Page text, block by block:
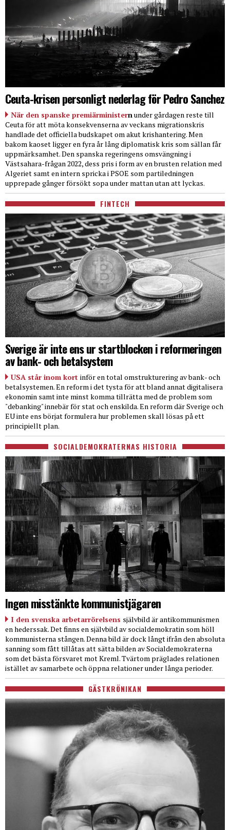
Ceuta-krisen personligt nederlag för Pedro Sanchez
När den spanske premiärministernunder gårdagen reste till
Ceuta för att möta konsekvenserna av veckans migrationskris
handlade det officiella budskapet om akut krishantering. Men
bakom kaoset ligger en fyra år lång diplomatisk kris som sällan får
uppmärksamhet. Den spanska regeringens omsvängning i
Västsahara-frågan 2022, dess pris i form av en brusten relation med
Algeriet samt en intern spricka i PSOE som partiledningen
upprepade gånger försökt sopa under mattan utan att lyckas.
FINTECH
Sverige är inte ens ur startblocken i reformeringen
av bank- och betalsystem
USA står inom kort inför en total omstrukturering av bank- och
betalsystemen. En reform i det tysta för att bland annat digitalisera
ekonomin samt inte minst komma tillrätta med de problem som
"debanking" innebär för stat och enskilda. En reform där Sverige och
EU inte ens börjat formulera hur problemen skall lösas på ett
principiellt plan.
SOCIALDEMOKRATERNAS HISTORIA
Ingen misstänkte kommunistjägaren
I den svenska arbetarrörelsens självbild är antikommunismen
en hederssak. Det finns en självbild av socialdemokratin som höll
kommunisterna stången. Denna bild är dock långt ifrån den absoluta
sanning som fått tillåtas att sätta bilden av Socialdemokraterna
som det bästa försvaret mot Kreml. Tvärtom präglades relationen
istället av samarbete och öppna relationer under långa perioder.
GÄSTKRÖNIKAN